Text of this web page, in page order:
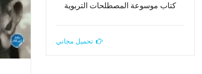
كتاب موسوعة المصطلحات التربوية
تحميل مجاني